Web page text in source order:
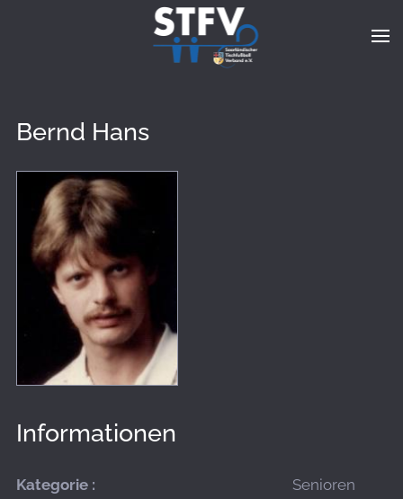
Zum Hauptinhalt springen
Bernd Hans
Informationen
Kategorie : Senioren